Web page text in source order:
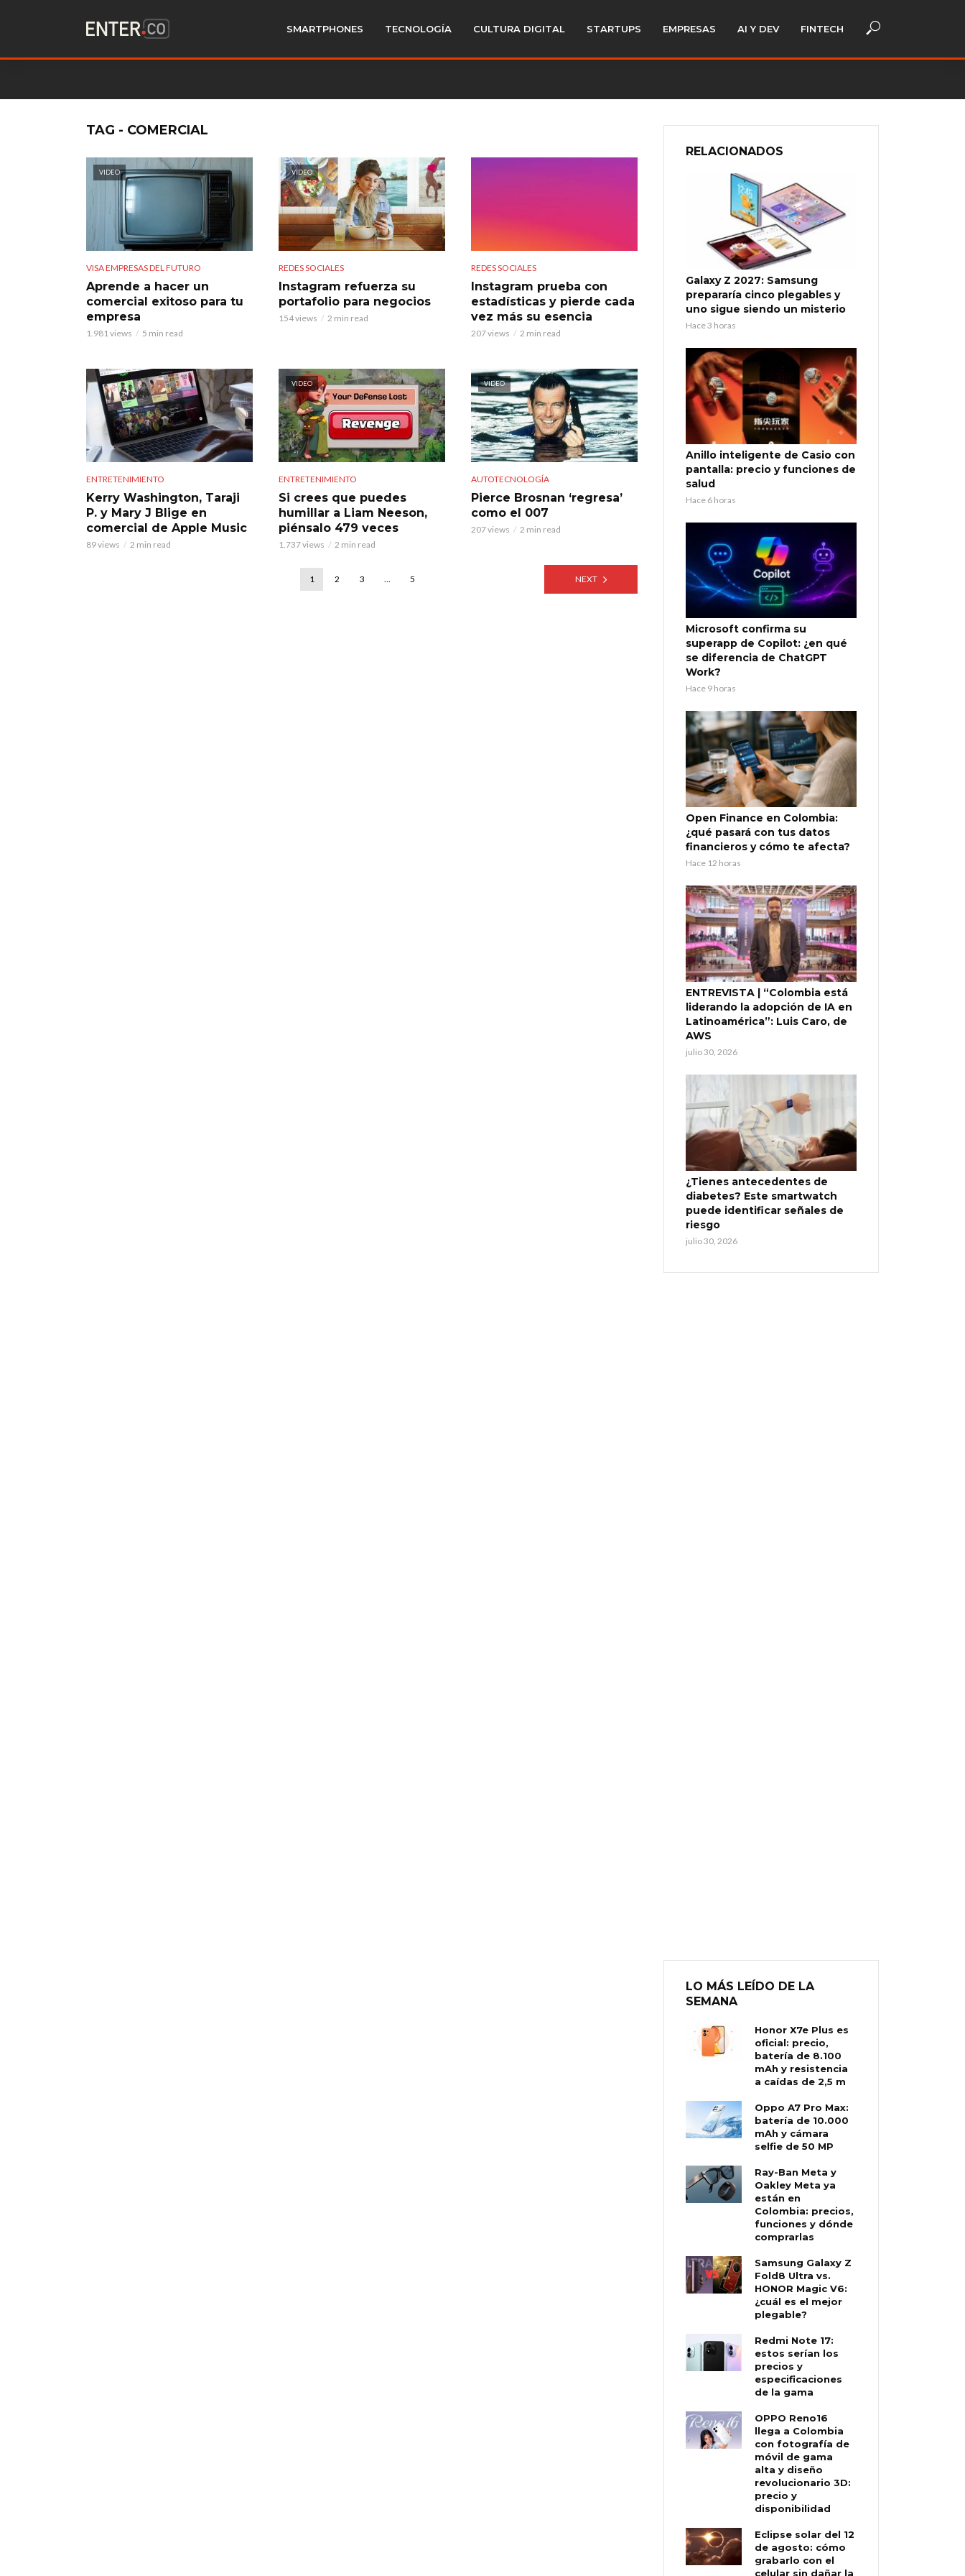
SMARTPHONES TECNOLOGÍA CULTURA DIGITAL STARTUPS EMPRESAS AI Y DEV FINTECH
TAG - COMERCIAL
VIDEO
VISA EMPRESAS DEL FUTURO
Aprende a hacer un
comercial exitoso para tu
empresa
1.981 views 5 min read
VIDEO
REDES SOCIALES
Instagram refuerza su
portafolio para negocios
154 views 2 min read
REDES SOCIALES
Instagram prueba con
estadísticas y pierde cada
vez más su esencia
207 views 2 min read
ENTRETENIMIENTO
Kerry Washington, Taraji
P. y Mary J Blige en
comercial de Apple Music
89 views 2 min read
VIDEO
ENTRETENIMIENTO
Si crees que puedes
humillar a Liam Neeson,
piénsalo 479 veces
1.737 views 2 min read
VIDEO
AUTOTECNOLOGÍA
Pierce Brosnan ‘regresa’
como el 007
207 views 2 min read
1 2 3 … 5 NEXT
RELACIONADOS
Galaxy Z 2027: Samsung
prepararía cinco plegables y
uno sigue siendo un misterio
Hace 3 horas
Anillo inteligente de Casio con
pantalla: precio y funciones de
salud
Hace 6 horas
Microsoft confirma su
superapp de Copilot: ¿en qué
se diferencia de ChatGPT
Work?
Hace 9 horas
Open Finance en Colombia:
¿qué pasará con tus datos
financieros y cómo te afecta?
Hace 12 horas
ENTREVISTA | “Colombia está
liderando la adopción de IA en
Latinoamérica”: Luis Caro, de
AWS
julio 30, 2026
¿Tienes antecedentes de
diabetes? Este smartwatch
puede identificar señales de
riesgo
julio 30, 2026
LO MÁS LEÍDO DE LA
SEMANA
Honor X7e Plus es
oficial: precio,
batería de 8.100
mAh y resistencia
a caídas de 2,5 m
Oppo A7 Pro Max:
batería de 10.000
mAh y cámara
selfie de 50 MP
Ray-Ban Meta y
Oakley Meta ya
están en
Colombia: precios,
funciones y dónde
comprarlas
Samsung Galaxy Z
Fold8 Ultra vs.
HONOR Magic V6:
¿cuál es el mejor
plegable?
Redmi Note 17:
estos serían los
precios y
especificaciones
de la gama
OPPO Reno16
llega a Colombia
con fotografía de
móvil de gama
alta y diseño
revolucionario 3D:
precio y
disponibilidad
Eclipse solar del 12
de agosto: cómo
grabarlo con el
celular sin dañar la